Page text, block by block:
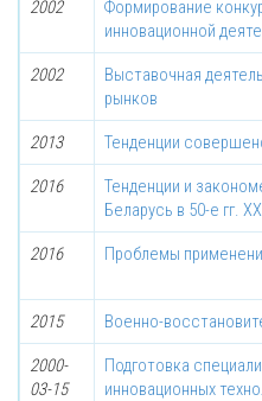
2002
Формирование
инновационной
2002
Выставочная
рынков
2013 Тенденции
2016
Тенденции и
Беларусь в 50-е гг.
2016 Проблемы
2015 Военно-
2000-
03-15
Подготовка
инновационных